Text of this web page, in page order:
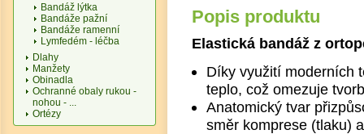
Bandáž lýtka
Bandáže pažní
Bandáže ramenní
Lymfedém - léčba
Dlahy
Manžety
Obinadla
Ochranné obaly rukou -
nohou - ...
Ortézy
Popis produktu
Elastická bandáž z
Díky využití moderních
teplo, což omezuje
Anatomický tvar
směr komprese (tlaku)